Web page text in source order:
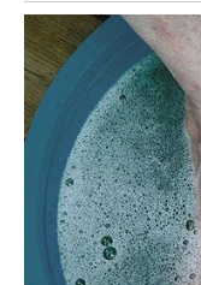
JESTE
Najveća promena
Prestajete da se
potrebe za
to vaša snaga – ne
Vodolija ove